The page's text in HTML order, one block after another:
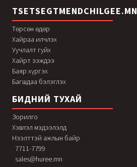
TSETSEGTMENDCHILGEE.MN
Төрсөн өдөр
Хайраа илчлэх
Уучлалт гуйх
Хайрт ээждээ
Баяр хүргэх
Багшдаа бэлэглэх
БИДНИЙ ТУХАЙ
Зорилго
Хэвлэл мэдээлэлд
Нээлттэй ажлын байр
7711-7799
sales@huree.mn